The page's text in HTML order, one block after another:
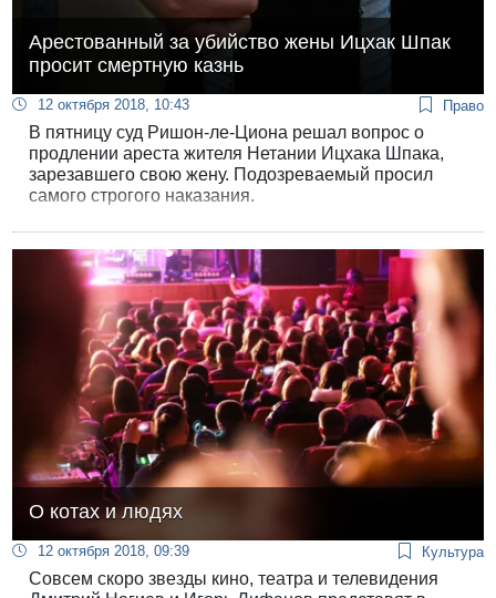
Арестованный за убийство жены Ицхак Шпак
просит смертную казнь
12 октября 2018, 10:43 Право
В пятницу суд Ришон-ле-Циона решал вопрос о
продлении ареста жителя Нетании Ицхака Шпака,
зарезавшего свою жену. Подозреваемый просил
самого строгого наказания.
О котах и людях
12 октября 2018, 09:39 Культура
Совсем скоро звезды кино, театра и телевидения